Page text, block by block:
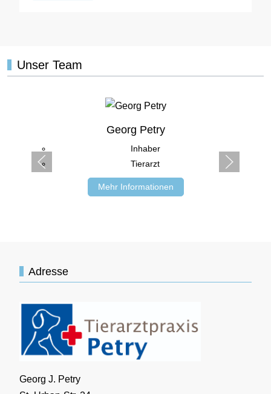
Unser Team
Georg Petry
Inhaber
Tierarzt
Mehr Informationen
Adresse
Georg J. Petry